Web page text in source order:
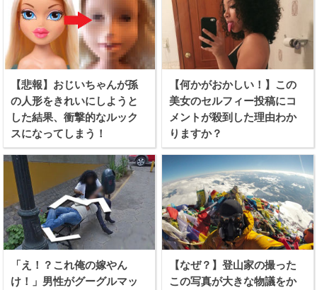
【悲報】おじいちゃんが孫
の人形をきれいにしようと
した結果、衝撃的なルック
スになってしまう！
【何かがおかしい！】この
美女のセルフィー投稿にコ
メントが殺到した理由わか
りますか？
「え！？これ俺の嫁やん
け！」男性がグーグルマッ
【なぜ？】登山家の撮った
この写真が大きな物議をか